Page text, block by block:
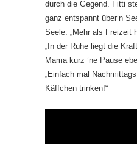
durch die Gegend. Fitti
ganz entspannt über’n
Seele: „Mehr als Freizeit
„In der Ruhe liegt die
Mama kurz ’ne Pause
„Einfach mal
Käffchen trinken!“